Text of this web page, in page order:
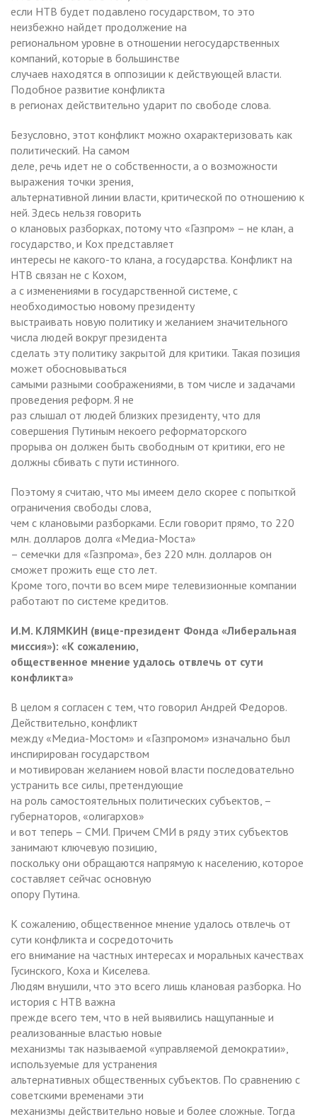
если НТВ будет подавлено государством, то это
неизбежно найдет продолжение на
региональном уровне в отношении негосударственных
компаний, которые в большинстве
случаев находятся в оппозиции к действующей власти.
Подобное развитие конфликта
в регионах действительно ударит по свободе слова.
Безусловно, этот конфликт можно охарактеризовать как
политический. На самом
деле, речь идет не о собственности, а о возможности
выражения точки зрения,
альтернативной линии власти, критической по отношению к
ней. Здесь нельзя говорить
о клановых разборках, потому что «Газпром» – не клан, а
государство, и Кох представляет
интересы не какого-то клана, а государства. Конфликт на
НТВ связан не с Кохом,
а с изменениями в государственной системе, с
необходимостью новому президенту
выстраивать новую политику и желанием значительного
числа людей вокруг президента
сделать эту политику закрытой для критики. Такая позиция
может обосновываться
самыми разными соображениями, в том числе и задачами
проведения реформ. Я не
раз слышал от людей близких президенту, что для
совершения Путиным некоего реформаторского
прорыва он должен быть свободным от критики, его не
должны сбивать с пути истинного.
Поэтому я считаю, что мы имеем дело скорее с попыткой
ограничения свободы слова,
чем с клановыми разборками. Если говорит прямо, то 220
млн. долларов долга «Медиа-Моста»
– семечки для «Газпрома», без 220 млн. долларов он
сможет прожить еще сто лет.
Кроме того, почти во всем мире телевизионные компании
работают по системе кредитов.
И.М. КЛЯМКИН (вице-президент Фонда «Либеральная
миссия»): «К сожалению,
общественное мнение удалось отвлечь от сути
конфликта»
В целом я согласен с тем, что говорил Андрей Федоров.
Действительно, конфликт
между «Медиа-Мостом» и «Газпромом» изначально был
инспирирован государством
и мотивирован желанием новой власти последовательно
устранить все силы, претендующие
на роль самостоятельных политических субъектов, –
губернаторов, «олигархов»
и вот теперь – СМИ. Причем СМИ в ряду этих субъектов
занимают ключевую позицию,
поскольку они обращаются напрямую к населению, которое
составляет сейчас основную
опору Путина.
К сожалению, общественное мнение удалось отвлечь от
сути конфликта и сосредоточить
его внимание на частных интересах и моральных качествах
Гусинского, Коха и Киселева.
Людям внушили, что это всего лишь клановая разборка. Но
история с НТВ важна
прежде всего тем, что в ней выявились нащупанные и
реализованные властью новые
механизмы так называемой «управляемой демократии»,
используемые для устранения
альтернативных общественных субъектов. По сравнению с
советскими временами эти
механизмы действительно новые и более сложные. Тогда